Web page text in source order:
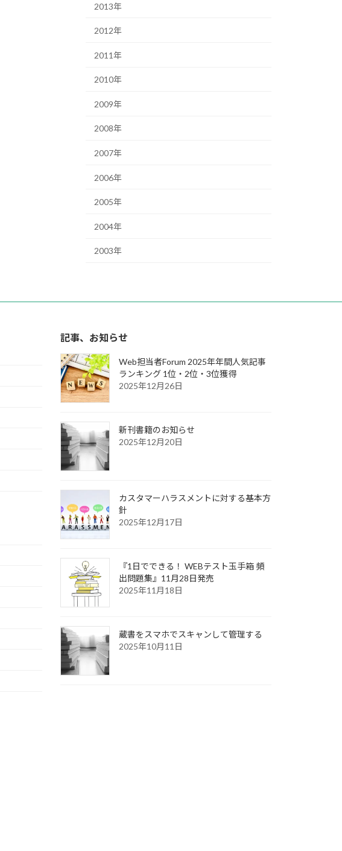
2013年
2012年
2011年
2010年
2009年
2008年
2007年
2006年
2005年
2004年
2003年
記事、お知らせ
Web担当者Forum 2025年年間人気記事
ランキング 1位・2位・3位獲得
2025年12月26日
新刊書籍のお知らせ
2025年12月20日
カスタマーハラスメントに対する基本方
針
2025年12月17日
『1日でできる！ WEBテスト玉手箱 頻
出問題集』11月28日発売
2025年11月18日
蔵書をスマホでスキャンして管理する
2025年10月11日